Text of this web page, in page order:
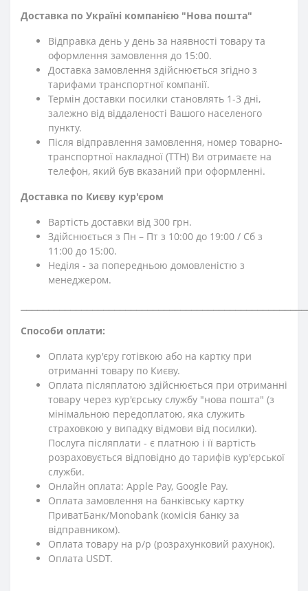
Доставка по Україні компанією "Нова пошта"
Відправка день у день за наявності товару та
оформлення замовлення до 15:00.
Доставка замовлення здійснюється згідно з
тарифами транспортної компанії.
Термін доставки посилки становлять 1-3 дні,
залежно від віддаленості Вашого населеного
пункту.
Після відправлення замовлення, номер товарно-
транспортної накладної (ТТН) Ви отримаєте на
телефон, який був вказаний при оформленні.
Доставка по Києву кур'єром
Вартість доставки від 300 грн.
Здійснюється з Пн – Пт з 10:00 до 19:00 / Сб з
11:00 до 15:00.
Неділя - за попередньою домовленістю з
менеджером.
Способи оплати:
Оплата кур'єру готівкою або на картку при
отриманні товару по Києву.
Оплата післяплатою здійснюється при отриманні
товару через кур'єрську службу "нова пошта" (з
мінімальною передоплатою, яка служить
страховкою у випадку відмови від посилки).
Послуга післяплати - є платною і її вартість
розраховується відповідно до тарифів кур'єрської
служби.
Онлайн оплата: Apple Pay, Google Pay.
Оплата замовлення на банківську картку
ПриватБанк/Monobank (комісія банку за
відправником).
Оплата товару на р/р (розрахунковий рахунок).
Оплата USDT.